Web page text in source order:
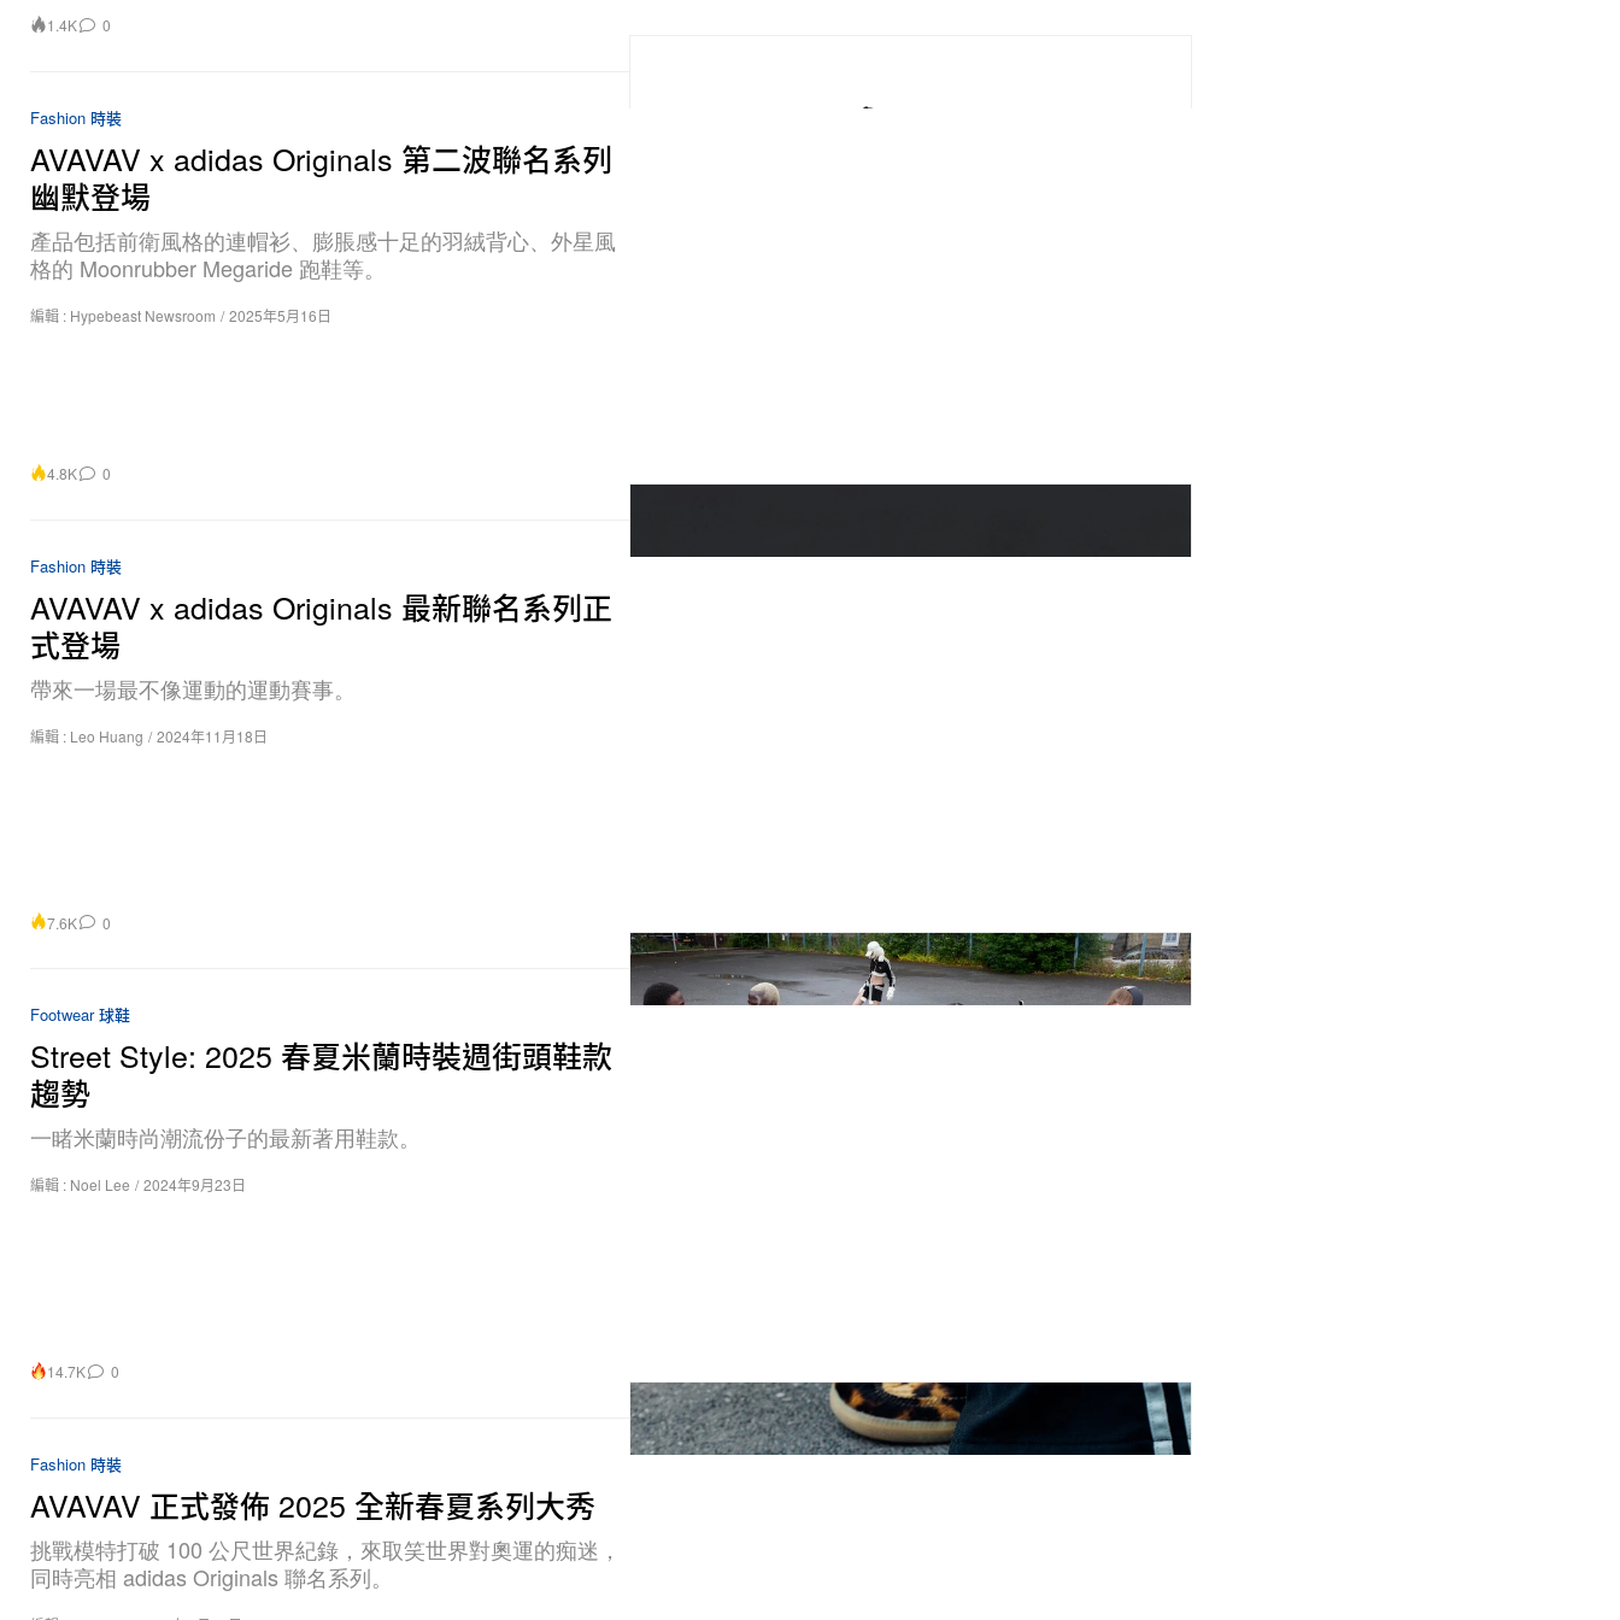
1.4K 0
Fashion 時裝
AVAVAV x adidas Originals 第二波聯名系列
幽默登場
產品包括前衛風格的連帽衫、膨脹感十足的羽絨背心、外星風
格的 Moonrubber Megaride 跑鞋等。
編輯 : Hypebeast Newsroom / 2025年5月16日
4.8K 0
Fashion 時裝
AVAVAV x adidas Originals 最新聯名系列正
式登場
帶來一場最不像運動的運動賽事。
編輯 : Leo Huang / 2024年11月18日
7.6K 0
Footwear 球鞋
Street Style: 2025 春夏米蘭時裝週街頭鞋款
趨勢
一睹米蘭時尚潮流份子的最新著用鞋款。
編輯 : Noel Lee / 2024年9月23日
14.7K 0
Fashion 時裝
AVAVAV 正式發佈 2025 全新春夏系列大秀
挑戰模特打破 100 公尺世界紀錄，來取笑世界對奧運的痴迷，
同時亮相 adidas Originals 聯名系列。